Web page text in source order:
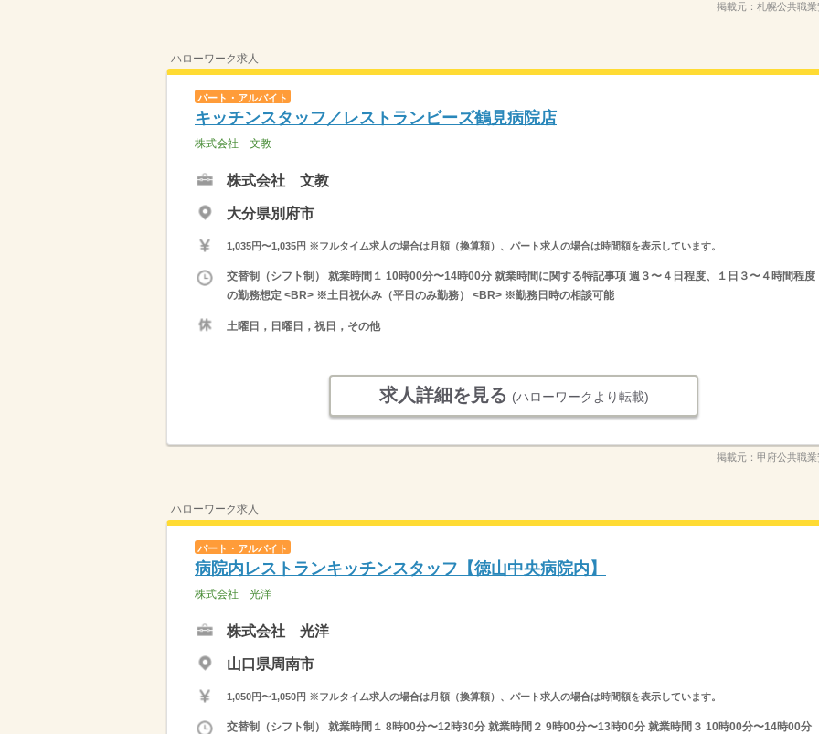
掲載元： 札幌公共職
ハローワーク求人
パート・アルバイト
キッチンスタッフ／レストランビーズ鶴見病院店
株式会社 文教
株式会社 文教
大分県別府市
1,035円〜1,035円 ※フルタイム求人の場合は月額（換算額）、パート求人の場合は時間額を表示しています。
交替制（シフト制） 就業時間１ 10時00分〜14時00分 就業時間に関する特記事項 週３〜４日程度、１日３〜４時間程度
の勤務想定 <BR> ※土日祝休み（平日のみ勤務） <BR> ※勤務日時の相談可能
土曜日，日曜日，祝日，その他
求人詳細を見る (ハローワークより転載)
掲載元： 甲府公共職
ハローワーク求人
パート・アルバイト
病院内レストランキッチンスタッフ【徳山中央病院内】
株式会社 光洋
株式会社 光洋
山口県周南市
1,050円〜1,050円 ※フルタイム求人の場合は月額（換算額）、パート求人の場合は時間額を表示しています。
交替制（シフト制） 就業時間１ 8時00分〜12時30分 就業時間２ 9時00分〜13時00分 就業時間３ 10時00分〜14時00分